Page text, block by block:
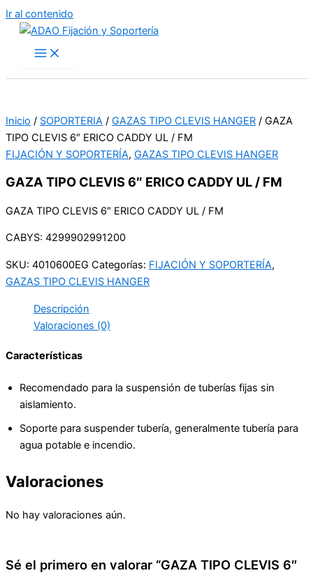
Ir al contenido
Inicio / SOPORTERIA / GAZAS TIPO CLEVIS HANGER / GAZA
TIPO CLEVIS 6″ ERICO CADDY UL / FM
FIJACIÓN Y SOPORTERÍA, GAZAS TIPO CLEVIS HANGER
GAZA TIPO CLEVIS 6″ ERICO CADDY UL / FM
GAZA TIPO CLEVIS 6″ ERICO CADDY UL / FM
CABYS: 4299902991200
SKU: 4010600EG Categorías: FIJACIÓN Y SOPORTERÍA,
GAZAS TIPO CLEVIS HANGER
Descripción
Valoraciones (0)
Características
Recomendado para la suspensión de tuberías fijas sin
aislamiento.
Soporte para suspender tubería, generalmente tubería para
agua potable e incendio.
Valoraciones
No hay valoraciones aún.
Sé el primero en valorar “GAZA TIPO CLEVIS 6″